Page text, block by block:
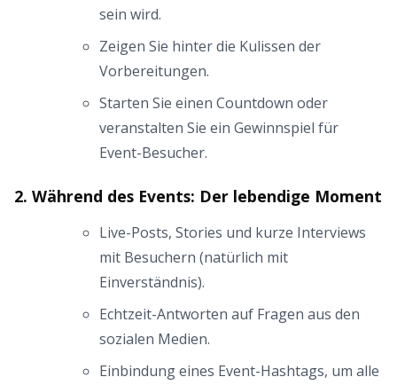
sein wird.
Zeigen Sie hinter die Kulissen der
Vorbereitungen.
Starten Sie einen Countdown oder
veranstalten Sie ein Gewinnspiel für
Event-Besucher.
2. Während des Events: Der lebendige Moment
Live-Posts, Stories und kurze Interviews
mit Besuchern (natürlich mit
Einverständnis).
Echtzeit-Antworten auf Fragen aus den
sozialen Medien.
Einbindung eines Event-Hashtags, um alle